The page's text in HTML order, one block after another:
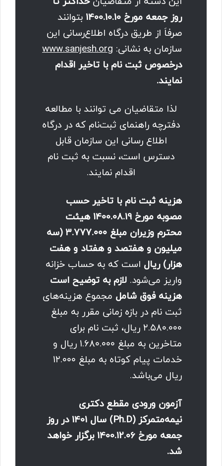
روز جمعه مورخ 1400.10.10
بتوانند
صرفاَ از طریق درگاه اطلاع‌رسانی این
سازمان به نشانی: www.sanjesh.org
درخصوص ثبت نام با تاخیر اقدام
نمایند.
لذا متقاضیان می توانند با مطالعه
دفترچه راهنمای ثبت‌نام که در درگاه
اطلاع رسانی این سازمان قابل
دسترس است، نسبت به ثبت نام
اقدام نمایند.
هزینه ثبت نام با تاخیر حسب
مصوبه مورخ 1400.08.19 هیئت
محترم وزیران مبلغ ۳.۷۷۷.۰۰۰ (سه
میلیون و هفتصد و هفتاد و هفت
هزار) ریال است که به حساب خزانه
واریز می‌شود. لازم به توضیح است
هزینه فوق شامل مجموع هزینه‌های
ثبت نام در بازه زمانی مقرر به مبلغ
۲.۵۸۰.۰۰۰ ریال، ثبت نام برای
متاخرین به مبلغ ۱.۶۸۰.۰۰۰ ریال و
خدمات پیام کوتاه به مبلغ ۱۲.۰۰۰
ریال می‌باشد.
آزمون ورودی مقطع دکتری
نیمه‌متمرکز (Ph.D) سال 1401 در روز
جمعه مورخ 1400.12.06 برگزار خواهد
شد.